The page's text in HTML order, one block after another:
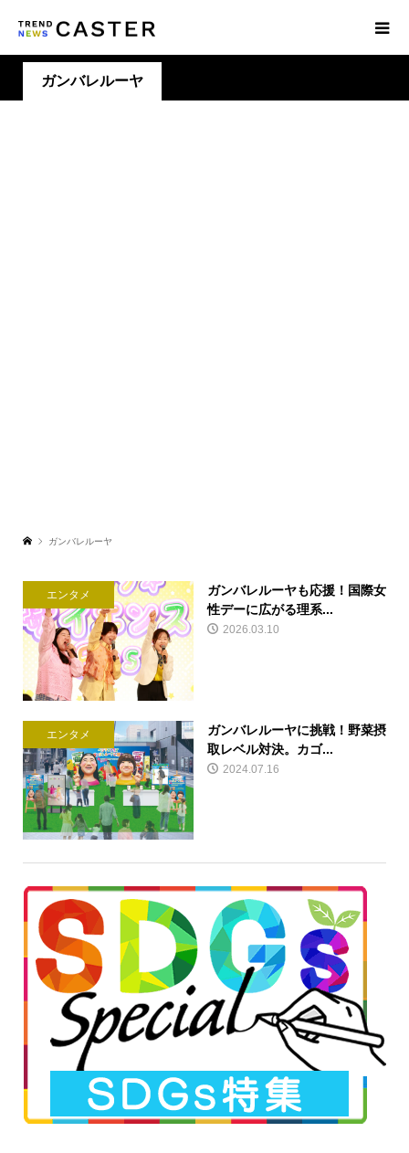
ガンバレルーヤ
ガンバレルーヤ
エンタメ
ガンバレルーヤも応援！国際女
性デーに広がる理系...
2026.03.10
エンタメ
ガンバレルーヤに挑戦！野菜摂
取レベル対決。カゴ...
2024.07.16